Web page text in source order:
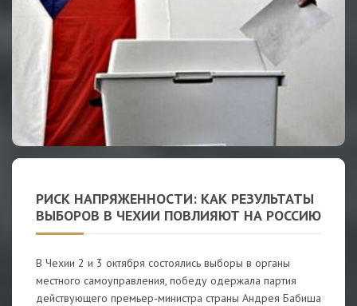
РИСК НАПРЯЖЕННОСТИ: КАК РЕЗУЛЬТАТЫ
ВЫБОРОВ В ЧЕХИИ ПОВЛИЯЮТ НА РОССИЮ
В Чехии 2 и 3 октября состоялись выборы в органы
местного самоуправления, победу одержала партия
действующего премьер-министра страны Андрея Бабиша